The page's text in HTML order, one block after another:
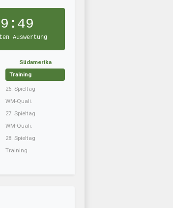
Auswertung
Südamerika
Training
26. Spieltag
WM-Quali.
27. Spieltag
WM-Quali.
28. Spieltag
Training